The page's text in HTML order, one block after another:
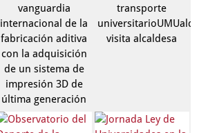
vanguardia
internacional de la
fabricación aditiva
con la adquisición
de un sistema de
impresión 3D de
última generación
transporte
visita alcaldesa